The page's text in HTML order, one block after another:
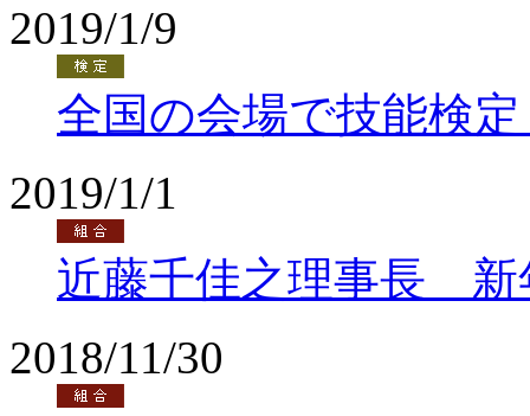
2019/1/9
全国の会場で技能検
2019/1/1
近藤千佳之理事長 新
2018/11/30